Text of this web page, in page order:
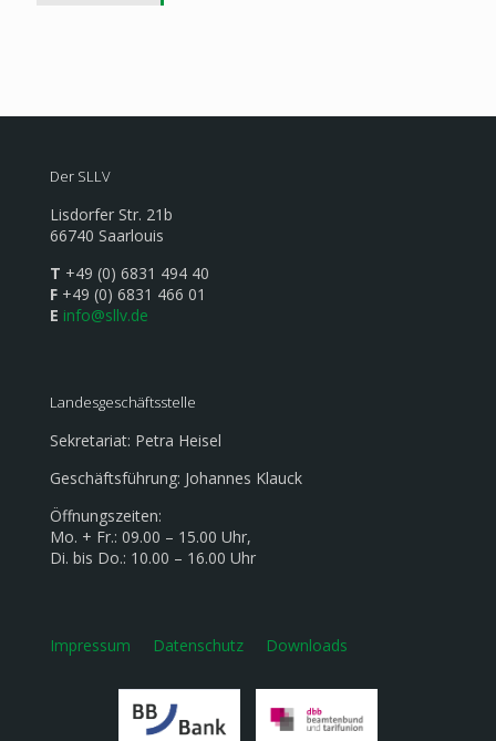
Der SLLV
Lisdorfer Str. 21b
66740 Saarlouis
T +49 (0) 6831 494 40
F +49 (0) 6831 466 01
E info@sllv.de
Landesgeschäftsstelle
Sekretariat: Petra Heisel
Geschäftsführung: Johannes Klauck
Öffnungszeiten:
Mo. + Fr.: 09.00 – 15.00 Uhr,
Di. bis Do.: 10.00 – 16.00 Uhr
Impressum Datenschutz Downloads